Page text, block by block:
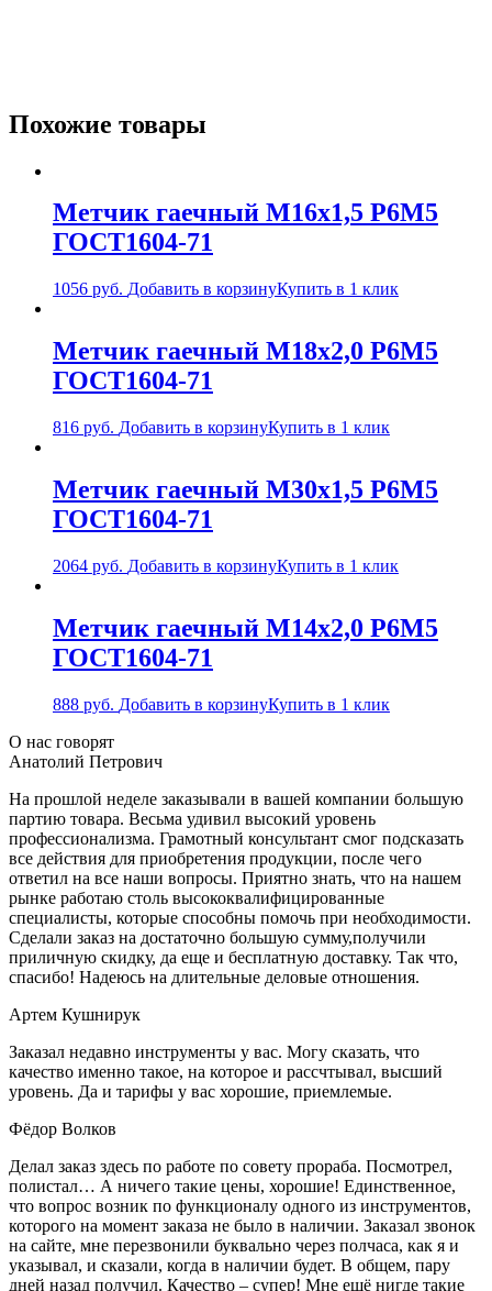
Похожие товары
Метчик гаечный М16х1,5 Р6М5
ГОСТ1604-71
1056 руб. Добавить в корзинуКупить в 1 клик
Метчик гаечный М18х2,0 Р6М5
ГОСТ1604-71
816 руб. Добавить в корзинуКупить в 1 клик
Метчик гаечный М30х1,5 Р6М5
ГОСТ1604-71
2064 руб. Добавить в корзинуКупить в 1 клик
Метчик гаечный М14х2,0 Р6М5
ГОСТ1604-71
888 руб. Добавить в корзинуКупить в 1 клик
О нас говорят
Анатолий Петрович
На прошлой неделе заказывали в вашей компании большую
партию товара. Весьма удивил высокий уровень
профессионализма. Грамотный консультант смог подсказать
все действия для приобретения продукции, после чего
ответил на все наши вопросы. Приятно знать, что на нашем
рынке работаю столь высококвалифицированные
специалисты, которые способны помочь при необходимости.
Сделали заказ на достаточно большую сумму,получили
приличную скидку, да еще и бесплатную доставку. Так что,
спасибо! Надеюсь на длительные деловые отношения.
Артем Кушнирук
Заказал недавно инструменты у вас. Могу сказать, что
качество именно такое, на которое и рассчтывал, высший
уровень. Да и тарифы у вас хорошие, приемлемые.
Фёдор Волков
Делал заказ здесь по работе по совету прораба. Посмотрел,
полистал… А ничего такие цены, хорошие! Единственное,
что вопрос возник по функционалу одного из инструментов,
которого на момент заказа не было в наличии. Заказал звонок
на сайте, мне перезвонили буквально через полчаса, как я и
указывал, и сказали, когда в наличии будет. В общем, пару
дней назад получил. Качество – супер! Мне ещё нигде такие